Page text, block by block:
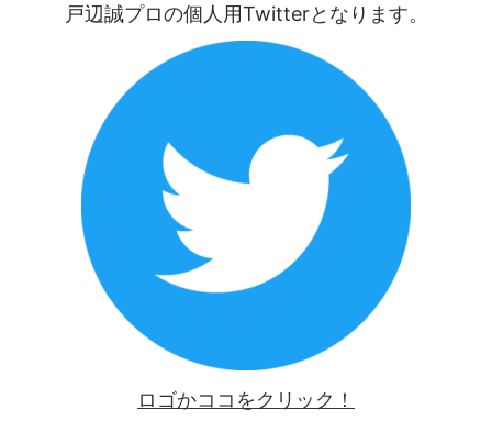
戸辺誠プロの個人用Twitterとなります。
ロゴかココをクリック！